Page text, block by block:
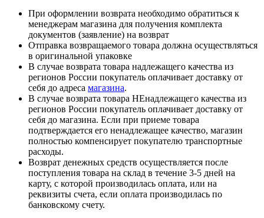
При оформлении возврата необходимо обратиться к
менеджерам магазина для получения комплекта
документов (заявление) на возврат
Отправка возвращаемого товара должна осуществляться
в оригинальной упаковке
В случае возврата товара надлежащего качества из
регионов России покупатель оплачивает доставку от
себя до адреса магазина.
В случае возврата товара НЕнадлежащего качества из
регионов России покупатель оплачивает доставку от
себя до магазина. Если при приеме товара
подтверждается его ненадлежащее качество, магазин
полностью компенсирует покупателю транспортные
расходы.
Возврат денежных средств осуществляется после
поступления товара на склад в течение 3-5 дней на
карту, с которой производилась оплата, или на
реквизиты счета, если оплата производилась по
банковскому счету.